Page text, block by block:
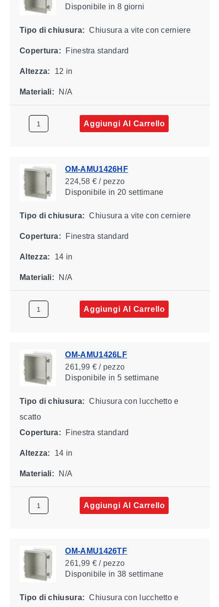
Disponibile in 8 giorni
Tipo di chiusura: Chiusura a vite con cerniere
Copertura: Finestra standard
Altezza: 12 in
Materiali: N/A
Aggiungi Al Carrello
OM-AMU1426HF
224,58 € / pezzo
Disponibile in 20 settimane
Tipo di chiusura: Chiusura a vite con cerniere
Copertura: Finestra standard
Altezza: 14 in
Materiali: N/A
Aggiungi Al Carrello
OM-AMU1426LF
261,99 € / pezzo
Disponibile in 5 settimane
Tipo di chiusura: Chiusura con lucchetto e
scatto
Copertura:
Finestra standard
Altezza: 14 in
Materiali: N/A
Aggiungi Al Carrello
OM-AMU1426TF
261,99 € / pezzo
Disponibile in 38 settimane
Tipo di chiusura: Chiusura con lucchetto e